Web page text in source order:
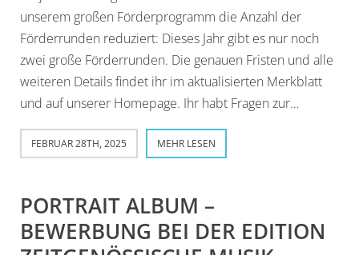
unserem großen Förderprogramm die Anzahl der
Förderrunden reduziert: Dieses Jahr gibt es nur noch
zwei große Förderrunden. Die genauen Fristen und alle
weiteren Details findet ihr im aktualisierten Merkblatt
und auf unserer Homepage. Ihr habt Fragen zur…
FEBRUAR 28TH, 2025 MEHR LESEN
PORTRAIT ALBUM –
BEWERBUNG BEI DER EDITION